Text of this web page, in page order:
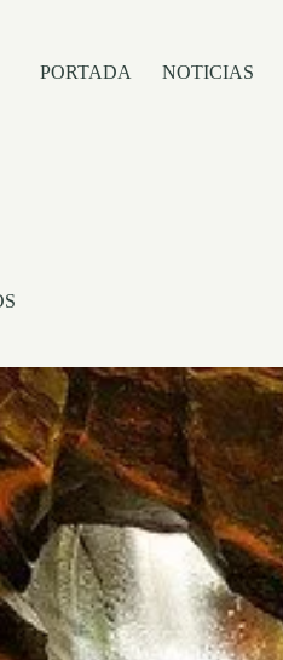
PORTADA
NOTICIAS